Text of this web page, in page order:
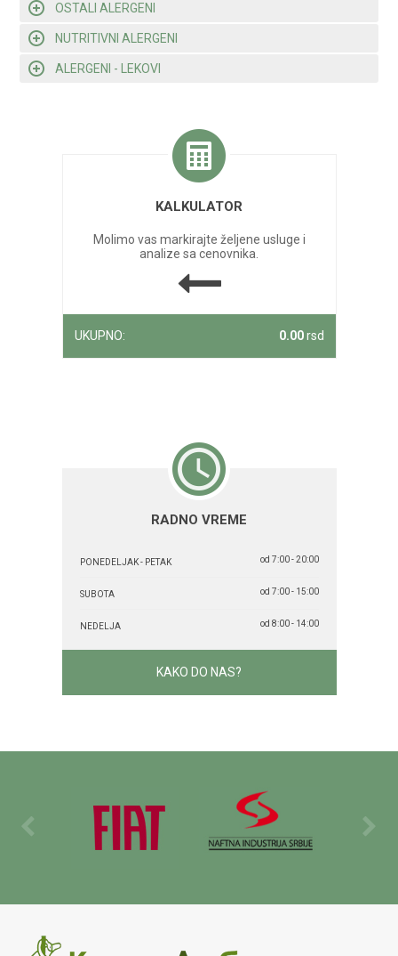
OSTALI ALERGENI
NUTRITIVNI ALERGENI
ALERGENI - LEKOVI
KALKULATOR
Molimo vas markirajte željene usluge i
analize sa cenovnika.
UKUPNO: 0.00rsd
RADNO VREME
PONEDELJAK - PETAK od 7:00 - 20:00
SUBOTA od 7:00 - 15:00
NEDELJA od 8:00 - 14:00
KAKO DO NAS?